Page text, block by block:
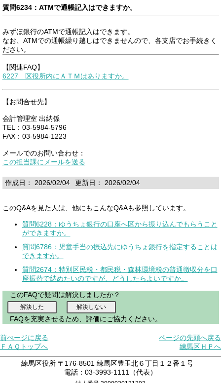
質問6234：ATMで通帳記入はできますか。
みずほ銀行のATMで通帳記入はできます。
なお、ATMでの通帳繰り越しはできませんので、各支店でお手続きく
ださい。
【関連FAQ】
6227 区役所内にＡＴＭはありますか。
【お問合せ先】
会計管理室 出納係
TEL：03-5984-5796
FAX：03-5984-1223
メールでのお問い合わせ：
この担当課にメールを送る
作成日： 2026/02/04 更新日： 2026/02/04
このQ&Aを見た人は、他にもこんなQ&Aも参照しています。
質問6228：ゆうちょ銀行の口座へ区から振り込んでもらうこと
ができますか。
質問6786：児童手当の振込先にゆうちょ銀行を指定することは
できますか。
質問2674：特別区民税・都民税・森林環境税の普通徴収分を口
座振替で納めたいのですが、どうしたらよいですか。
このFAQで疑問は解決しましたか？
FAQを充実させるため、評価にご協力ください。
前ぺージに戻る
ページの先頭へ戻る
ＦＡＱトップへ
練馬区ＨＰへ
練馬区役所 〒176-8501 練馬区豊玉北６丁目１２番１号
電話：03-3993-1111（代表）